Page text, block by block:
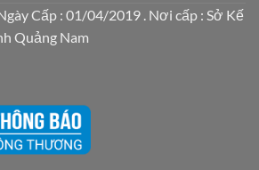
Cấp : 01/04/2019 . Nơi cấp : Sở Kế
Quảng Nam